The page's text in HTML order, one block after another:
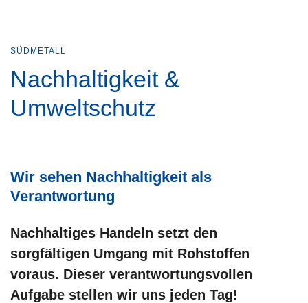
SÜDMETALL
Nachhaltigkeit &
Umweltschutz
Wir sehen Nachhaltigkeit als
Verantwortung
Nachhaltiges Handeln setzt den
sorgfältigen Umgang mit Rohstoffen
voraus. Dieser verantwortungsvollen
Aufgabe stellen wir uns jeden Tag!